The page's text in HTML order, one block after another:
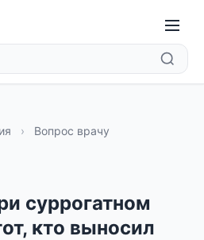
› Вопрос врачу
суррогатном
кто выносил